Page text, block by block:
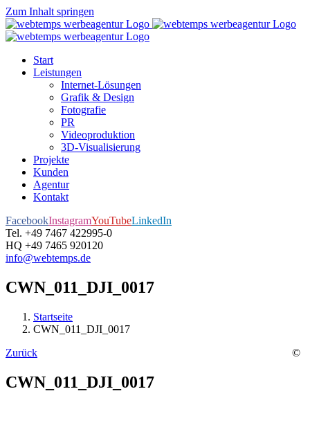
Zum Inhalt springen
Start
Leistungen
Internet-Lösungen
Grafik & Design
Fotografie
PR
Videoproduktion
3D-Visualisierung
Projekte
Kunden
Agentur
Kontakt
FacebookInstagramYouTubeLinkedIn
Tel. +49 7467 422995-0
HQ +49 7465 920120
info@webtemps.de
CWN_011_DJI_0017
Startseite
CWN_011_DJI_0017
Zurück
CWN_011_DJI_0017
©